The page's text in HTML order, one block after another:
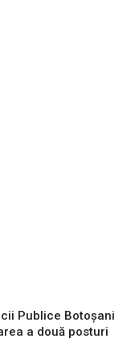
Publice Botoșani
a două posturi